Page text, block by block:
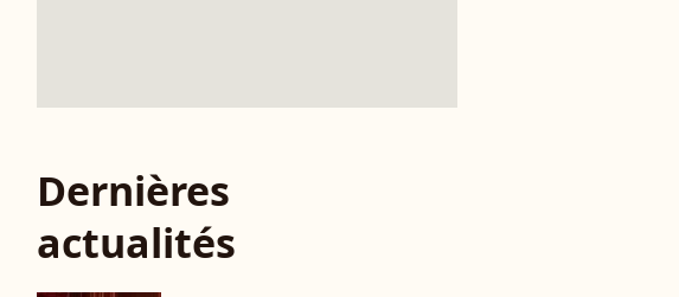
Dernières
actualités